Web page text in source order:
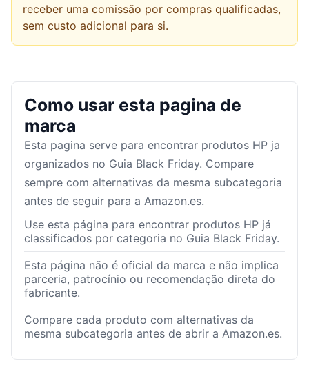
receber uma comissão por compras qualificadas,
sem custo adicional para si.
Como usar esta pagina de
marca
Esta pagina serve para encontrar produtos HP ja
organizados no Guia Black Friday. Compare
sempre com alternativas da mesma subcategoria
antes de seguir para a Amazon.es.
Use esta página para encontrar produtos HP já
classificados por categoria no Guia Black Friday.
Esta página não é oficial da marca e não implica
parceria, patrocínio ou recomendação direta do
fabricante.
Compare cada produto com alternativas da
mesma subcategoria antes de abrir a Amazon.es.